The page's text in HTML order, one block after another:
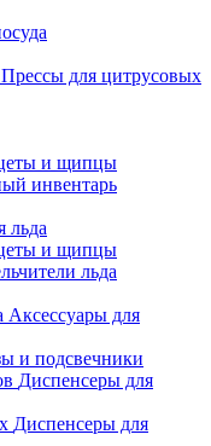
Прессы для цитрусовых
и щипцы
инвентарь
льда
и щипцы
льда
Аксессуары для
и подсвечники
Диспенсеры для
Диспенсеры для